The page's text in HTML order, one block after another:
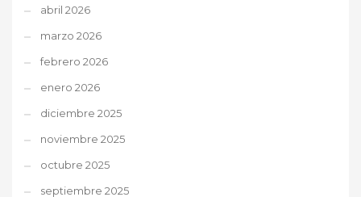
abril 2026
marzo 2026
febrero 2026
enero 2026
diciembre 2025
noviembre 2025
octubre 2025
septiembre 2025